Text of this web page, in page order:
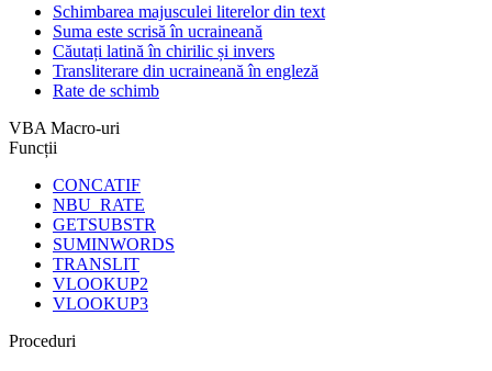
Schimbarea majusculei literelor din text
Suma este scrisă în ucraineană
Căutați latină în chirilic și invers
Transliterare din ucraineană în engleză
Rate de schimb
VBA Macro-uri
Funcții
CONCATIF
NBU_RATE
GETSUBSTR
SUMINWORDS
TRANSLIT
VLOOKUP2
VLOOKUP3
Proceduri